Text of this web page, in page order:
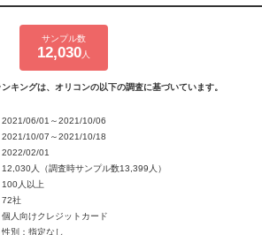
サンプル数
12,030 人
キングは、オリコンの以下の調査に基づいています。
2021/06/01～2021/10/06
2021/10/07～2021/10/18
2022/02/01
12,030人（調査時サンプル数13,399人）
100人以上
72社
個人向けクレジットカード
性別：指定なし